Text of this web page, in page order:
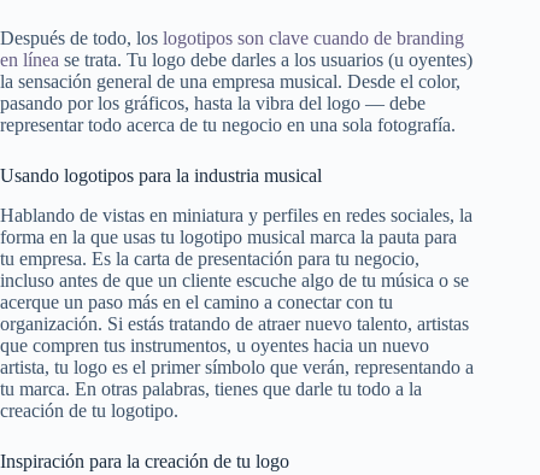
Después de todo, los logotipos son clave cuando de branding
en línea se trata. Tu logo debe darles a los usuarios (u oyentes)
la sensación general de una empresa musical. Desde el color,
pasando por los gráficos, hasta la vibra del logo — debe
representar todo acerca de tu negocio en una sola fotografía.
Usando logotipos para la industria musical
Hablando de vistas en miniatura y perfiles en redes sociales, la
forma en la que usas tu logotipo musical marca la pauta para
tu empresa. Es la carta de presentación para tu negocio,
incluso antes de que un cliente escuche algo de tu música o se
acerque un paso más en el camino a conectar con tu
organización. Si estás tratando de atraer nuevo talento, artistas
que compren tus instrumentos, u oyentes hacia un nuevo
artista, tu logo es el primer símbolo que verán, representando a
tu marca. En otras palabras, tienes que darle tu todo a la
creación de tu logotipo.
Inspiración para la creación de tu logo